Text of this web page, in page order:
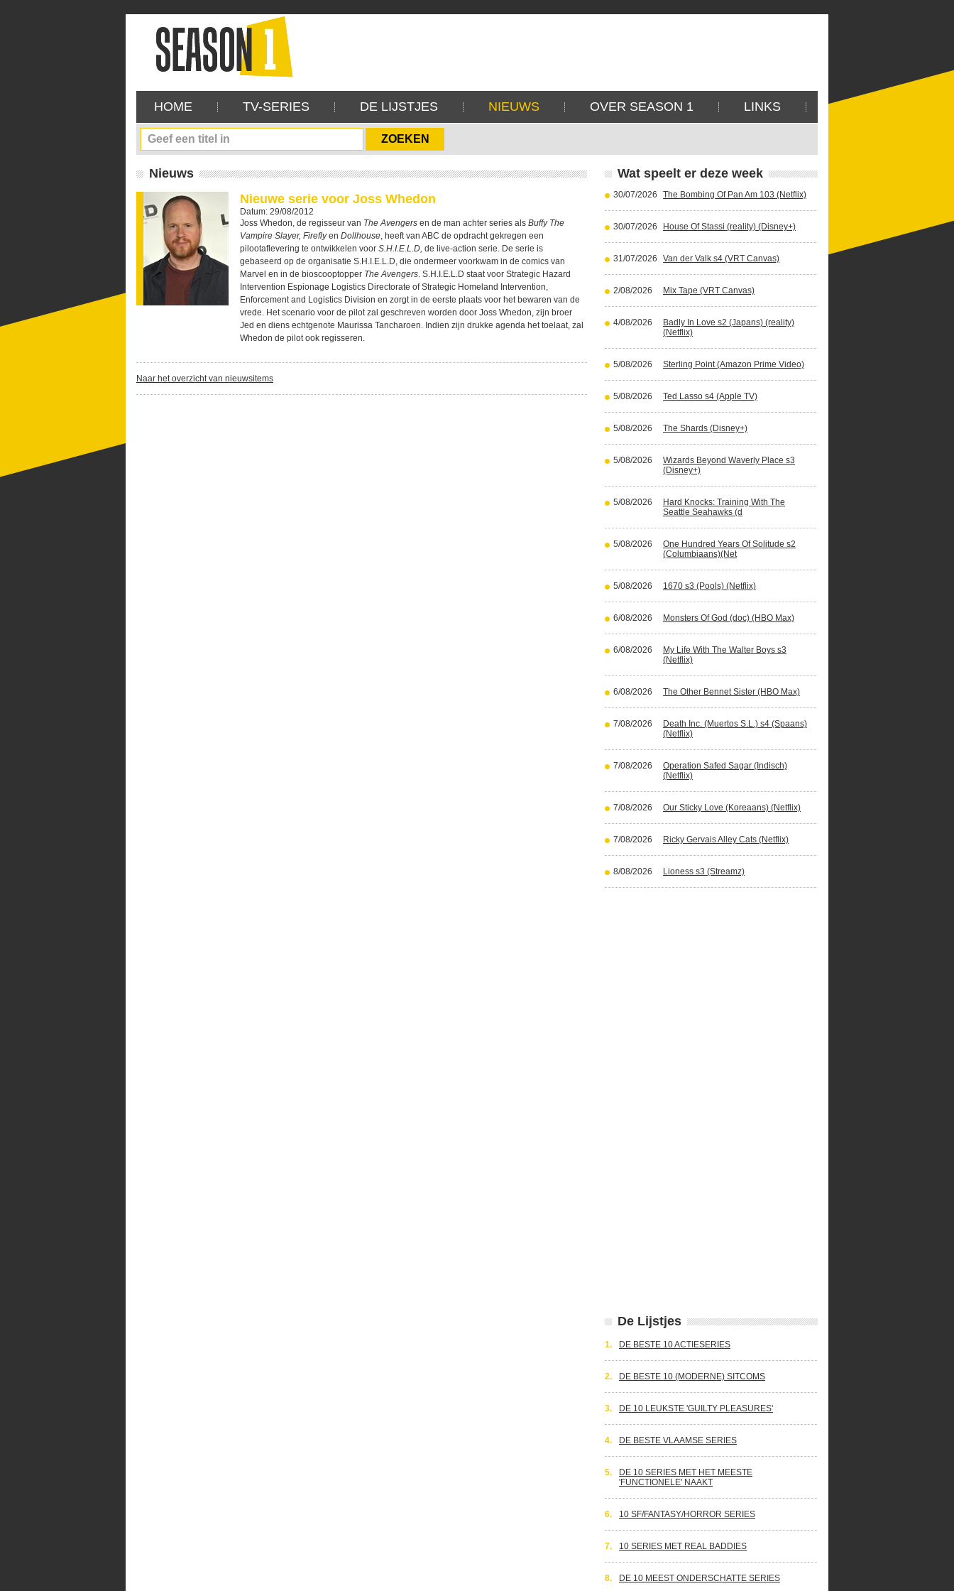
HOME TV-SERIES DE LIJSTJES NIEUWS OVER SEASON 1 LINKS
Nieuws
Nieuwe serie voor Joss Whedon
Datum: 29/08/2012
Joss Whedon, de regisseur van The Avengers en de man achter series als Buffy The
Vampire Slayer, Fireflyen Dollhouse, heeft van ABC de opdracht gekregen een
pilootaflevering te ontwikkelen voor S.H.I.E.L.D, de live-action serie. De serie is
gebaseerd op de organisatie S.H.I.E.L.D, die ondermeer voorkwam in de comics van
Marvel en in de bioscooptopper The Avengers. S.H.I.E.L.D staat voor Strategic Hazard
Intervention Espionage Logistics Directorate of Strategic Homeland Intervention,
Enforcement and Logistics Division en zorgt in de eerste plaats voor het bewaren van de
vrede. Het scenario voor de pilot zal geschreven worden door Joss Whedon, zijn broer
Jed en diens echtgenote Maurissa Tancharoen. Indien zijn drukke agenda het toelaat, zal
Whedon de pilot ook regisseren.
Naar het overzicht van nieuwsitems
Wat speelt er deze week
30/07/2026 The Bombing Of Pan Am 103 (Netflix)
30/07/2026 House Of Stassi (reality) (Disney+)
31/07/2026 Van der Valk s4 (VRT Canvas)
2/08/2026 Mix Tape (VRT Canvas)
4/08/2026
Badly In Love s2 (Japans) (reality)
(Netflix)
5/08/2026 Sterling Point (Amazon Prime Video)
5/08/2026 Ted Lasso s4 (Apple TV)
5/08/2026 The Shards (Disney+)
5/08/2026
Wizards Beyond Waverly Place s3
(Disney+)
5/08/2026
Hard Knocks: Training With The
Seattle Seahawks (d
5/08/2026
One Hundred Years Of Solitude s2
(Columbiaans)(Net
5/08/2026 1670 s3 (Pools) (Netflix)
6/08/2026 Monsters Of God (doc) (HBO Max)
6/08/2026
My Life With The Walter Boys s3
(Netflix)
6/08/2026 The Other Bennet Sister (HBO Max)
7/08/2026
Death Inc. (Muertos S.L.) s4 (Spaans)
(Netflix)
7/08/2026
Operation Safed Sagar (Indisch)
(Netflix)
7/08/2026 Our Sticky Love (Koreaans) (Netflix)
7/08/2026 Ricky Gervais Alley Cats (Netflix)
8/08/2026 Lioness s3 (Streamz)
De Lijstjes
1. DE BESTE 10 ACTIESERIES
2. DE BESTE 10 (MODERNE) SITCOMS
3. DE 10 LEUKSTE 'GUILTY PLEASURES'
4. DE BESTE VLAAMSE SERIES
5.
DE 10 SERIES MET HET MEESTE
'FUNCTIONELE' NAAKT
6. 10 SF/FANTASY/HORROR SERIES
7. 10 SERIES MET REAL BADDIES
8. DE 10 MEEST ONDERSCHATTE SERIES